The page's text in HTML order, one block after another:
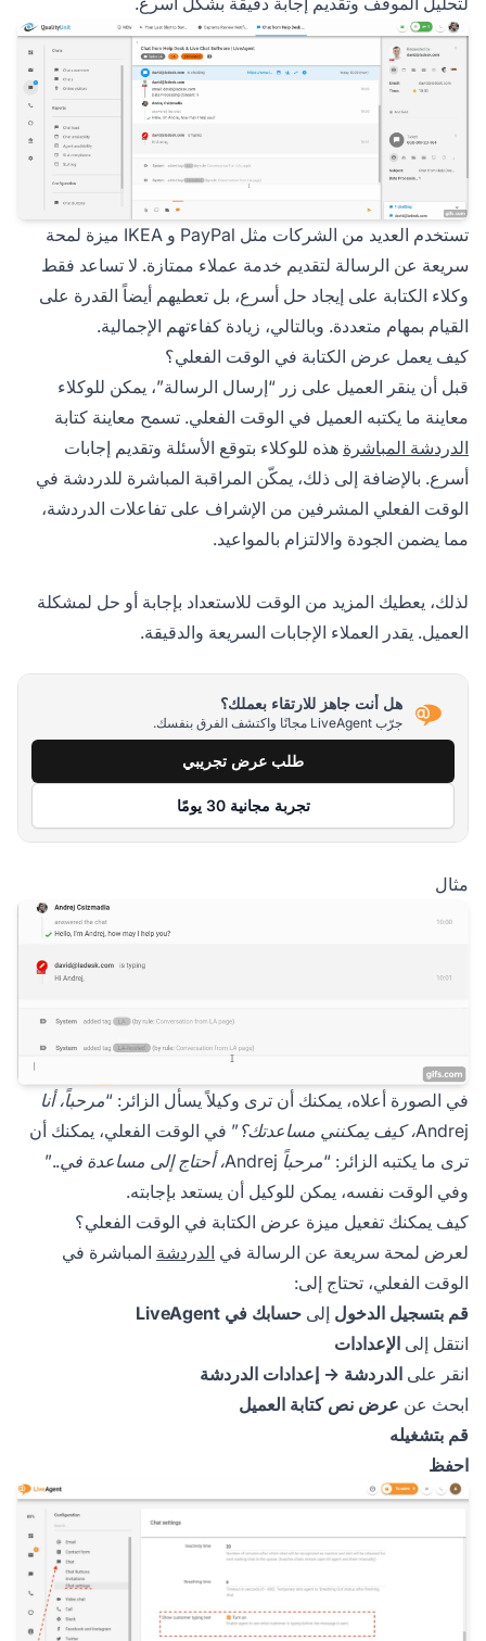
تستخدم العديد من الشركات مثل PayPal و IKEA ميزة لمحة
سريعة عن الرسالة لتقديم خدمة عملاء ممتازة. لا تساعد فقط
وكلاء الكتابة على إيجاد حل أسرع، بل تعطيهم أيضاً القدرة على
القيام بمهام متعددة. وبالتالي، زيادة كفاءتهم الإجمالية.
كيف يعمل عرض الكتابة في الوقت الفعلي؟
قبل أن ينقر العميل على زر “إرسال الرسالة”، يمكن للوكلاء
معاينة ما يكتبه العميل في الوقت الفعلي. تسمح معاينة كتابة
الدردشة المباشرة هذه للوكلاء بتوقع الأسئلة وتقديم إجابات
أسرع. بالإضافة إلى ذلك، يمكّن المراقبة المباشرة للدردشة في
الوقت الفعلي المشرفين من الإشراف على تفاعلات الدردشة،
مما يضمن الجودة والالتزام بالمواعيد.
لذلك، يعطيك المزيد من الوقت للاستعداد بإجابة أو حل لمشكلة
العميل. يقدر العملاء الإجابات السريعة والدقيقة.
هل أنت جاهز للارتقاء بعملك؟
جرّب LiveAgent مجانًا واكتشف الفرق بنفسك.
طلب عرض تجريبي
تجربة مجانية 30 يومًا
مثال
في الصورة أعلاه، يمكنك أن ترى وكيلاً يسأل الزائر: “مرحباً، أنا
Andrej، كيف يمكنني مساعدتك؟”
في الوقت الفعلي، يمكنك أن
ترى ما يكتبه الزائر: “مرحباً Andrej، أحتاج إلى مساعدة في..”
وفي الوقت نفسه، يمكن للوكيل أن يستعد بإجابته.
كيف يمكنك تفعيل ميزة عرض الكتابة في الوقت الفعلي؟
لعرض لمحة سريعة عن الرسالة في الدردشة المباشرة في
الوقت الفعلي، تحتاج إلى:
قم بتسجيل الدخول إلى حسابك في LiveAgent
انتقل إلى الإعدادات
انقر على الدردشة → إعدادات الدردشة
ابحث عن عرض نص كتابة العميل
قم بتشغيله
احفظ